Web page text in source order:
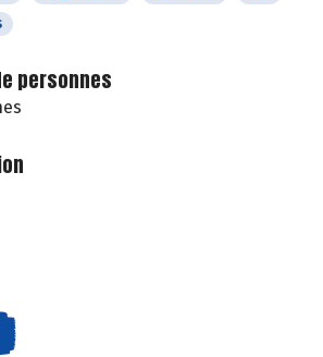
personnes